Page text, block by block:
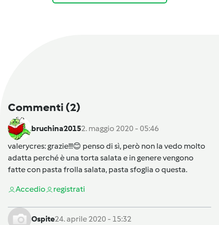
Commenti (2)
bruchina20152. maggio 2020 - 05:46
valerycres: grazie!!!😊 penso di sì, però non la vedo molto
adatta perché è una torta salata e in genere vengono
fatte con pasta frolla salata, pasta sfoglia o questa.
Accedio registrati
Ospite24. aprile 2020 - 15:32